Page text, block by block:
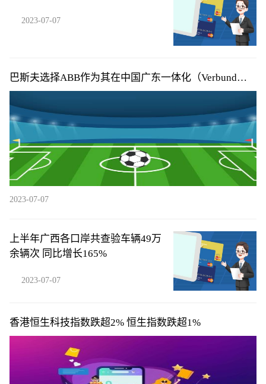
2023-07-07
巴斯夫选择ABB作为其在中国广东一体化（Verbund）
基地的主自动化供应商
2023-07-07
上半年广西各口岸共查验车辆49万
余辆次 同比增长165%
2023-07-07
香港恒生科技指数跌超2% 恒生指数跌超1%